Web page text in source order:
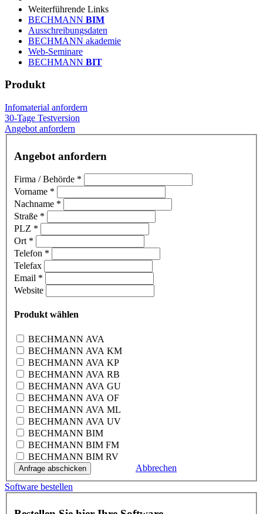
Weiterführende Links
BECHMANN BIM
Ausschreibungsdaten
BECHMANN akademie
Web-Seminare
BECHMANN BIT
Produkt
Infomaterial anfordern
30-Tage Testversion
Angebot anfordern
Angebot anfordern
Firma / Behörde *
Vorname *
Nachname *
Straße *
PLZ *
Ort *
Telefon *
Telefax
Email *
Website
Produkt wählen
BECHMANN AVA
BECHMANN AVA KM
BECHMANN AVA KP
BECHMANN AVA RB
BECHMANN AVA GU
BECHMANN AVA OF
BECHMANN AVA ML
BECHMANN AVA UV
BECHMANN BIM
BECHMANN BIM FM
BECHMANN BIM RV
Abbrechen
Software bestellen